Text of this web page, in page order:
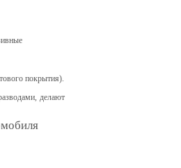
покрытия).
делают